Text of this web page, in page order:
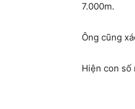
7.000m.
Ông cũng
Hiện con số